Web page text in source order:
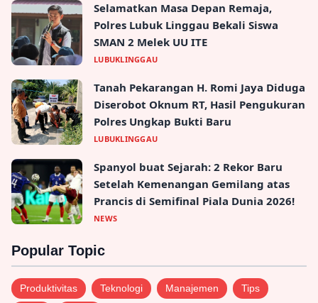
Selamatkan Masa Depan Remaja,
Polres Lubuk Linggau Bekali Siswa
SMAN 2 Melek UU ITE
LUBUKLINGGAU
Tanah Pekarangan H. Romi Jaya Diduga
Diserobot Oknum RT, Hasil Pengukuran
Polres Ungkap Bukti Baru
LUBUKLINGGAU
Spanyol buat Sejarah: 2 Rekor Baru
Setelah Kemenangan Gemilang atas
Prancis di Semifinal Piala Dunia 2026!
NEWS
Popular Topic
Produktivitas Teknologi Manajemen Tips